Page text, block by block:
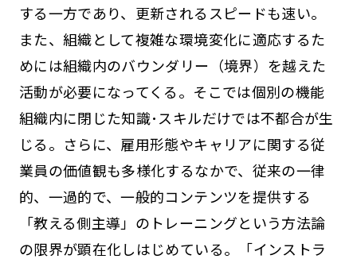
する一方であり、更新されるスピードも速い。
また、組織として複雑な環境変化に適応するた
めには組織内のバウンダリー（境界）を越えた
活動が必要になってくる。そこでは個別の機能
組織内に閉じた知識･スキルだけでは不都合が生
じる。さらに、雇用形態やキャリアに関する従
業員の価値観も多様化するなかで、従来の一律
的、一過的で、一般的コンテンツを提供する
「教える側主導」のトレーニングという方法論
の限界が顕在化しはじめている。「インストラ